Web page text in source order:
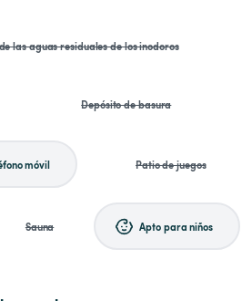
las aguas residuales de los inodoros
Depósito de basura
móvil Patio de juegos
Sauna Apto para niños